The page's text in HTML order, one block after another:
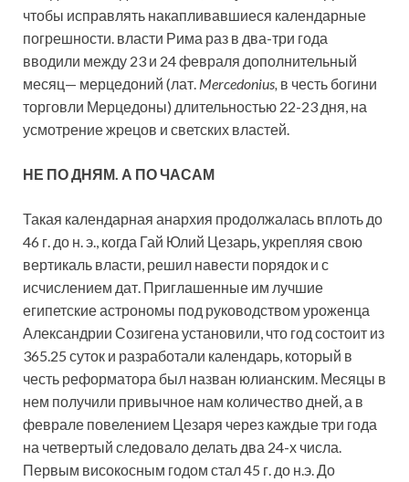
чтобы исправлять накапливавшиеся календарные
погрешности. власти Рима раз в два-три года
вводили между 23 и 24 февраля дополнительный
месяц— мерцедоний (лат. Mercedonius в честь богини
торговли Мерцедоны) длительностью 22-23 дня, на
усмотрение жрецов и светских властей.
НЕ ПО ДНЯМ. А ПО ЧАСАМ
Такая календарная анархия продолжалась вплоть до
46 г. до н. э., когда Гай Юлий Цезарь, укрепляя свою
вертикаль власти, решил навести порядок и с
исчислением дат. Приглашенные им лучшие
египетские астрономы под руководством уроженца
Александрии Созигена установили, что год состоит из
365.25 суток и разработали календарь, который в
честь реформатора был назван юлианским. Месяцы в
нем получили привычное нам количество дней, а в
феврале повелением Цезаря через каждые три года
на четвертый следовало делать два 24-х числа.
Первым високосным годом стал 45 г. до н.э. До